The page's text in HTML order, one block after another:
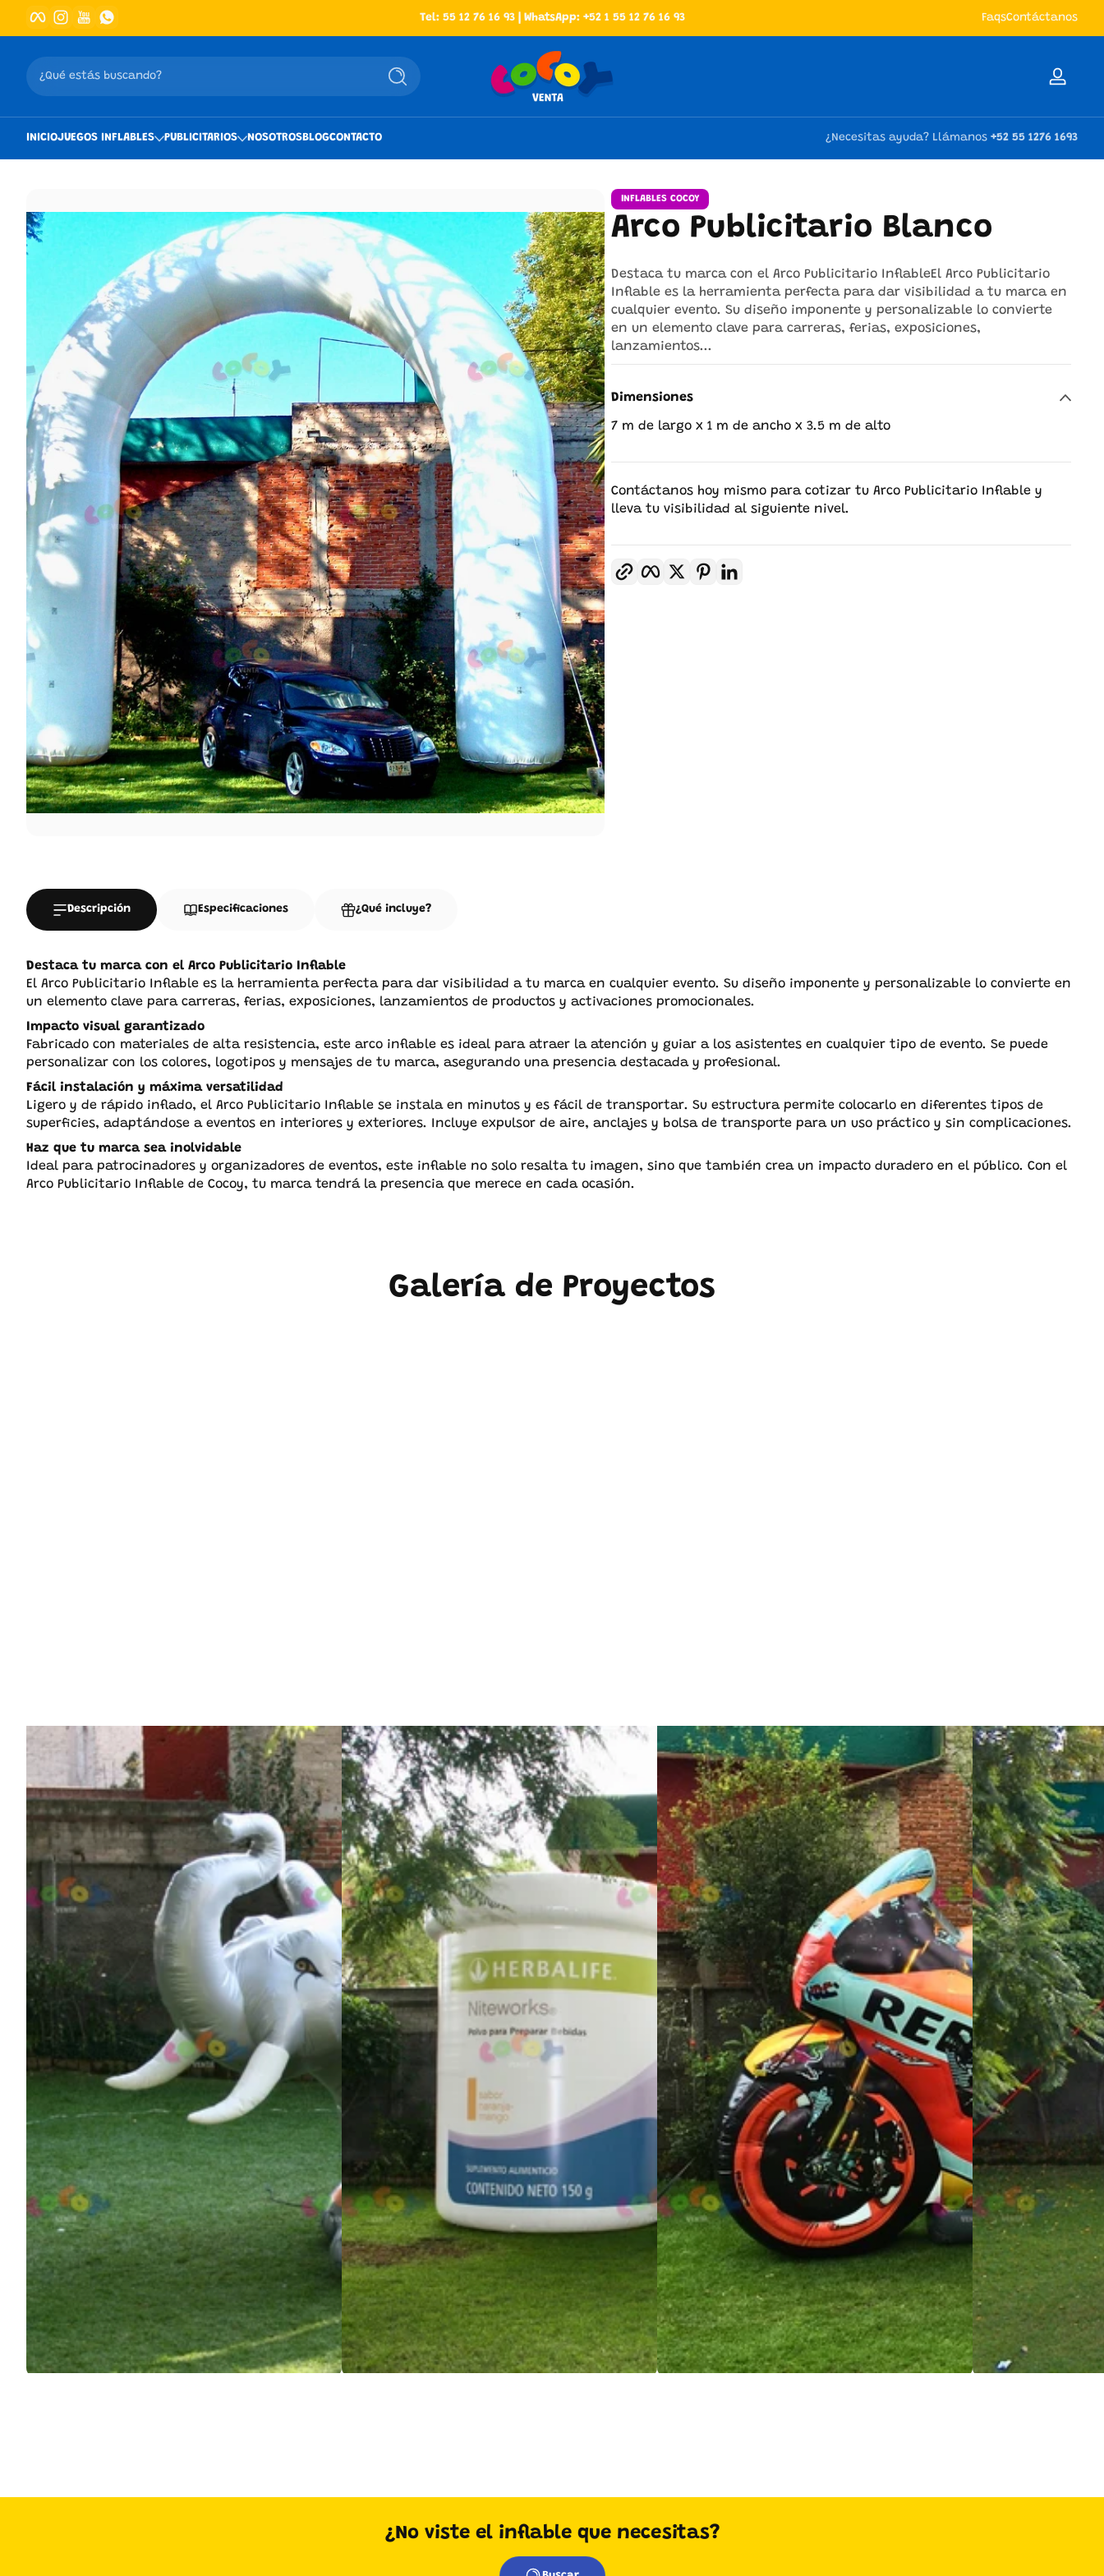
Saltar al contenido
Facebook
Instagram
YouTube
Tel: 55 12 76 16 93 | WhatsApp: +52 1 55 12 76 16 93 Envíos a todo México 🇲🇽
FaqsContáctanos
¿Qué estás buscando? Buscar
Iniciar
INICIOJUEGOS INFLABLES PUBLICITARIOS NOSOTROSBLOGCONTACTO ¿Necesitas ayuda? Llámanos +52 55 1276 1693
INFLABLES COCOY
Arco Publicitario Blanco
Destaca tu marca con el Arco Publicitario InflableEl Arco Publicitario
Inflable es la herramienta perfecta para dar visibilidad a tu marca en
cualquier evento. Su diseño imponente y personalizable lo convierte
en un elemento clave para carreras, ferias, exposiciones,
lanzamientos...
Dimensiones
7 m de largo x 1 m de ancho x 3.5 m de alto
Contáctanos hoy mismo para cotizar tu Arco Publicitario Inflable y
lleva tu visibilidad al siguiente nivel.
Facebook
TwitterPinterest
Descripción Especificaciones ¿Qué incluye?
Destaca tu marca con el Arco Publicitario Inflable
El Arco Publicitario Inflable es la herramienta perfecta para dar visibilidad a tu marca en cualquier evento. Su diseño imponente y personalizable lo convierte en
un elemento clave para carreras, ferias, exposiciones, lanzamientos de productos y activaciones promocionales.
Impacto visual garantizado
Fabricado con materiales de alta resistencia, este arco inflable es ideal para atraer la atención y guiar a los asistentes en cualquier tipo de evento. Se puede
personalizar con los colores, logotipos y mensajes de tu marca, asegurando una presencia destacada y profesional.
Fácil instalación y máxima versatilidad
Ligero y de rápido inflado, el Arco Publicitario Inflable se instala en minutos y es fácil de transportar. Su estructura permite colocarlo en diferentes tipos de
superficies, adaptándose a eventos en interiores y exteriores. Incluye expulsor de aire, anclajes y bolsa de transporte para un uso práctico y sin complicaciones.
Haz que tu marca sea inolvidable
Ideal para patrocinadores y organizadores de eventos, este inflable no solo resalta tu imagen, sino que también crea un impacto duradero en el público. Con el
Arco Publicitario Inflable de Cocoy, tu marca tendrá la presencia que merece en cada ocasión.
Galería de Proyectos
¿No viste el inflable que necesitas?